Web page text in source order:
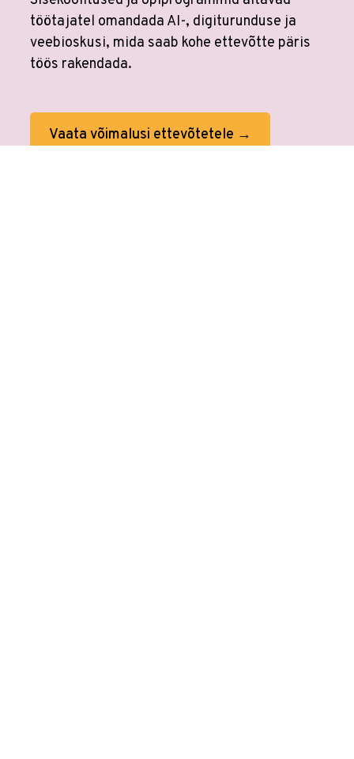
töötajatel omandada AI-, digiturunduse ja
veebioskusi, mida saab kohe ettevõtte päris
töös rakendada.
Vaata võimalusi ettevõtetele →